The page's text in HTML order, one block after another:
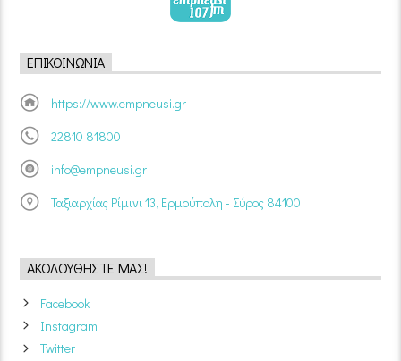
ΕΠΙΚΟΙΝΩΝΊΑ
https://www.empneusi.gr
22810 81800
info@empneusi.gr
Ταξιαρχίας Ρίμινι 13, Ερμούπολη - Σύρος 84100
ΑΚΟΛΟΥΘΉΣΤΕ ΜΑΣ!
Facebook
Instagram
Twitter